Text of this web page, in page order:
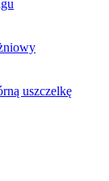
uszczelkę